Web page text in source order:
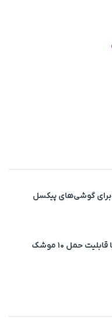
اندروید ۱۷ QPR1 Beta 8 برای گوشی‌های پیکسل
پهپاد خودران Thunder با قابلیت حمل ۱۰ موشک